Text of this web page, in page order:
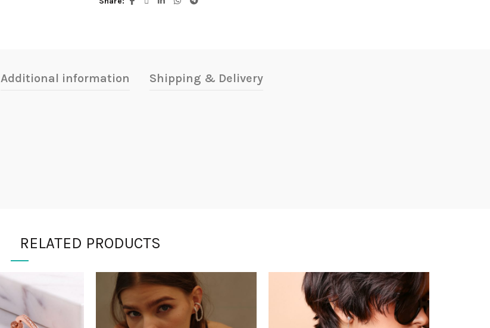
Additional information Shipping & Delivery
RELATED PRODUCTS